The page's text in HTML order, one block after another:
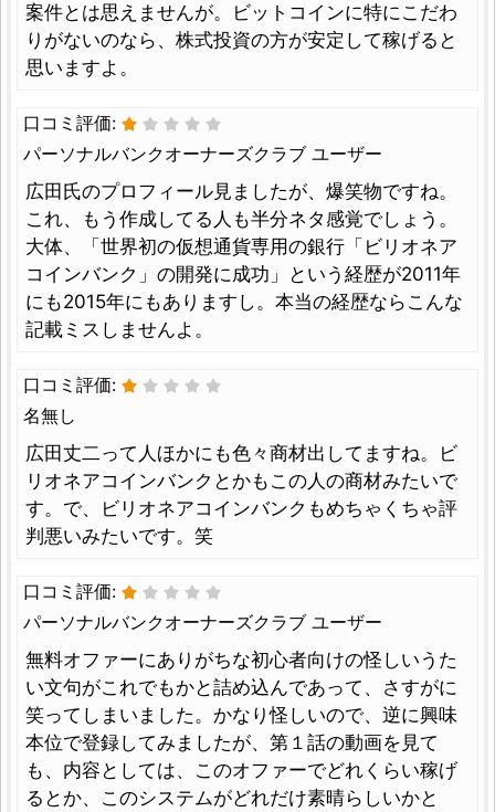
案件とは思えませんが。ビットコインに特にこだわ
りがないのなら、株式投資の方が安定して稼げると
思いますよ。
口コミ評価:
パーソナルバンクオーナーズクラブ ユーザー
広田氏のプロフィール見ましたが、爆笑物ですね。
これ、もう作成してる人も半分ネタ感覚でしょう。
大体、「世界初の仮想通貨専用の銀行「ビリオネア
コインバンク」の開発に成功」という経歴が2011年
にも2015年にもありますし。本当の経歴ならこんな
記載ミスしませんよ。
口コミ評価:
名無し
広田丈二って人ほかにも色々商材出してますね。ビ
リオネアコインバンクとかもこの人の商材みたいで
す。で、ビリオネアコインバンクもめちゃくちゃ評
判悪いみたいです。笑
口コミ評価:
パーソナルバンクオーナーズクラブ ユーザー
無料オファーにありがちな初心者向けの怪しいうた
い文句がこれでもかと詰め込んであって、さすがに
笑ってしまいました。かなり怪しいので、逆に興味
本位で登録してみましたが、第１話の動画を見て
も、内容としては、このオファーでどれくらい稼げ
るとか、このシステムがどれだけ素晴らしいかと